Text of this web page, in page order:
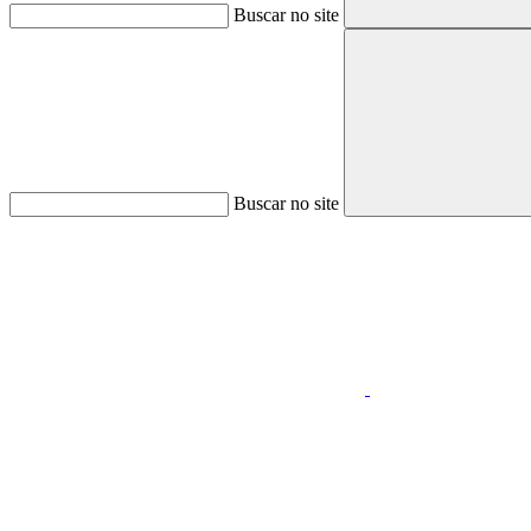
Buscar no site
Buscar no site